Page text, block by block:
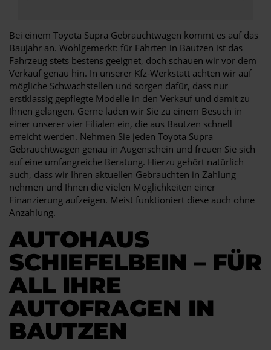
Bei einem Toyota Supra Gebrauchtwagen kommt es auf das
Baujahr an. Wohlgemerkt: für Fahrten in Bautzen ist das
Fahrzeug stets bestens geeignet, doch schauen wir vor dem
Verkauf genau hin. In unserer Kfz-Werkstatt achten wir auf
mögliche Schwachstellen und sorgen dafür, dass nur
erstklassig gepflegte Modelle in den Verkauf und damit zu
Ihnen gelangen. Gerne laden wir Sie zu einem Besuch in
einer unserer vier Filialen ein, die aus Bautzen schnell
erreicht werden. Nehmen Sie jeden Toyota Supra
Gebrauchtwagen genau in Augenschein und freuen Sie sich
auf eine umfangreiche Beratung. Hierzu gehört natürlich
auch, dass wir Ihren aktuellen Gebrauchten in Zahlung
nehmen und Ihnen die vielen Möglichkeiten einer
Finanzierung aufzeigen. Meist funktioniert diese auch ohne
Anzahlung.
AUTOHAUS
SCHIEFELBEIN – FÜR
ALL IHRE
AUTOFRAGEN IN
BAUTZEN